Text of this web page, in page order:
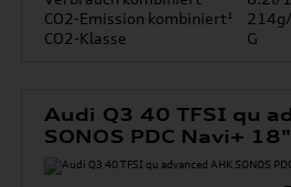
CO2-Emission kombiniert¹
CO2-Klasse
G
Audi Q3 40 TFSI qu
SONOS PDC Navi+ 18"